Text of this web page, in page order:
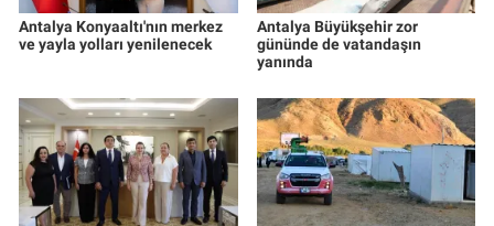
Antalya Konyaaltı'nın merkez
ve yayla yolları yenilenecek
Antalya Büyükşehir zor
gününde de vatandaşın
yanında